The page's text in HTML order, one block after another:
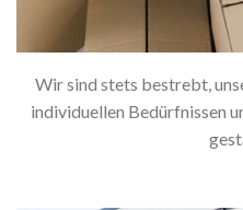
Wir sind stets bestrebt,
individuellen Bedürfnissen